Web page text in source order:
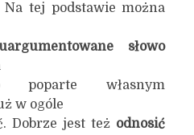
tej podstawie można
słowo
własnym
w ogóle
Dobrze jest też odnosić